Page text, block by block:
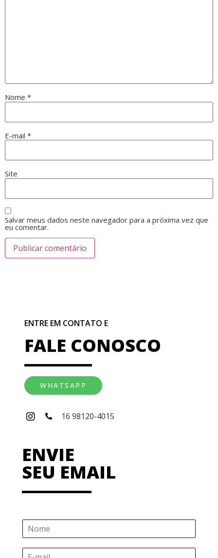
Nome *
E-mail *
Site
Salvar meus dados neste navegador para a próxima vez que
eu comentar.
ENTRE EM CONTATO E
FALE CONOSCO
WHATSAPP
16 98120-4015
ENVIE
SEU EMAIL
N
E